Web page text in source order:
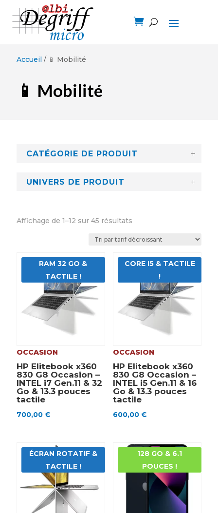

Accueil / 📱 Mobilité
📱 Mobilité
CATÉGORIE DE PRODUIT
UNIVERS DE PRODUIT
Affichage de 1–12 sur 45 résultatsTrié
prix
RAM 32 GO &
TACTILE !
OCCASION
HP Elitebook x360
830 G8 Occasion –
INTEL i7 Gen.11 & 32
Go & 13.3 pouces
tactile
700,00 €
CORE I5 & TACTILE
!
OCCASION
HP Elitebook x360
830 G8 Occasion –
INTEL i5 Gen.11 & 16
Go & 13.3 pouces
tactile
600,00 €
ÉCRAN ROTATIF &
TACTILE !
128 GO & 6.1
POUCES !